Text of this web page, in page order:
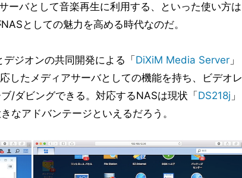
ーバとして音楽再生に利用する、といった使い方は
としての魅力を高める時代なのだ。
ジオンの共同開発による「 DiXiM Media Server 」
したメディアサーバとしての機能を持ち、ビデオレ
/ダビングできる。対応するNASは現状「 DS218j 」
なアドバンテージといえるだろう。